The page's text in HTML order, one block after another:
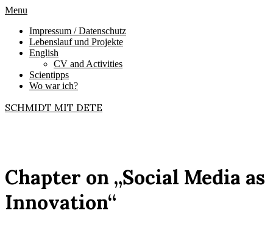
Skip
content
Primary
Menu
Menu
Impressum / Datenschutz
Lebenslauf und Projekte
English
CV and Activities
Scientipps
Wo war ich?
SCHMIDT MIT DETE
Chapter on „Social Media as
Innovation“